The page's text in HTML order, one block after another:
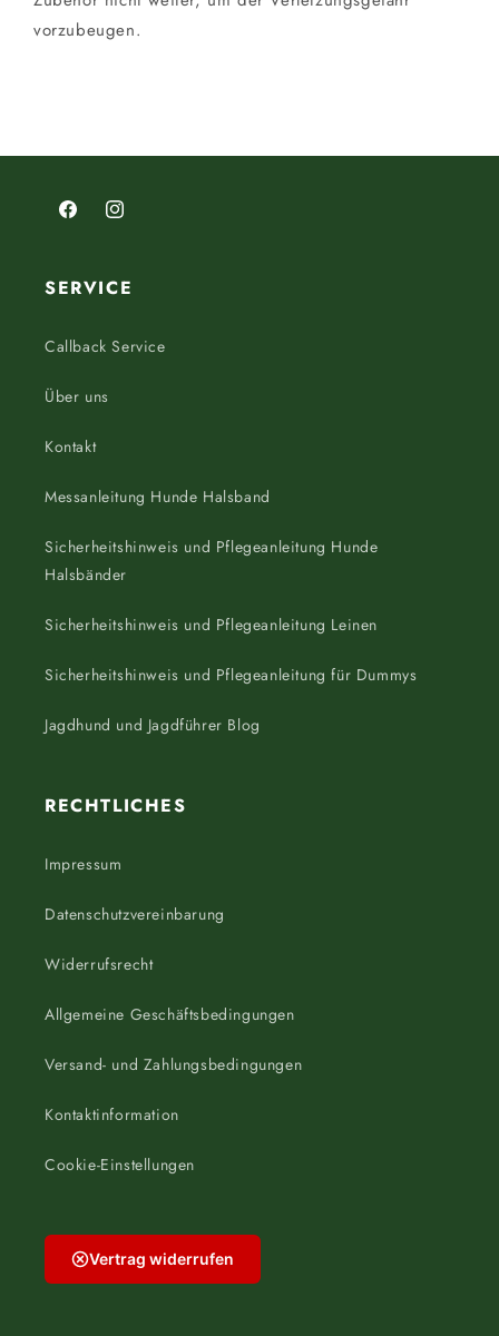
vorzubeugen.
FacebookInstagram
SERVICE
Callback Service
Über uns
Kontakt
Messanleitung Hunde Halsband
Sicherheitshinweis und Pflegeanleitung Hunde
Halsbänder
Sicherheitshinweis und Pflegeanleitung Leinen
Sicherheitshinweis und Pflegeanleitung für Dummys
Jagdhund und Jagdführer Blog
RECHTLICHES
Impressum
Datenschutzvereinbarung
Widerrufsrecht
Allgemeine Geschäftsbedingungen
Versand- und Zahlungsbedingungen
Kontaktinformation
Cookie-Einstellungen
Vertrag widerrufen